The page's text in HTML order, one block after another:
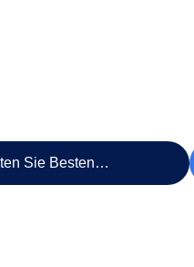
Sie Besten Preis